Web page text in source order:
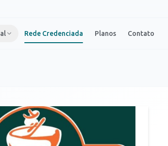
Rede Credenciada Planos Contato